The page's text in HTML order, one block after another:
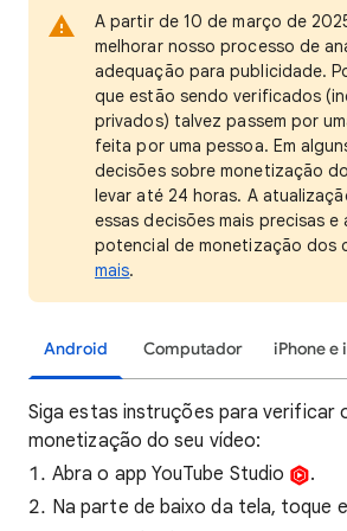
A partir de 10 de março de
melhorar nosso processo de
adequação para publicidade.
que estão sendo verificados
privados) talvez passem por
feita por uma pessoa. Em
decisões sobre monetização
levar até 24 horas. A
essas decisões mais precisas e
potencial de monetização dos
mais.
Android Computador iPhone e
Siga estas instruções para verificar
monetização do seu vídeo:
Abra o app YouTube Studio
.
Na parte de baixo da tela, toque